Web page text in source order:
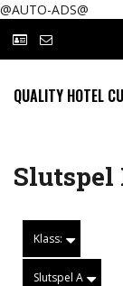
@AUTO-ADS@
QUALITY HOTEL
Slutspel
Klass:
Slutspel A